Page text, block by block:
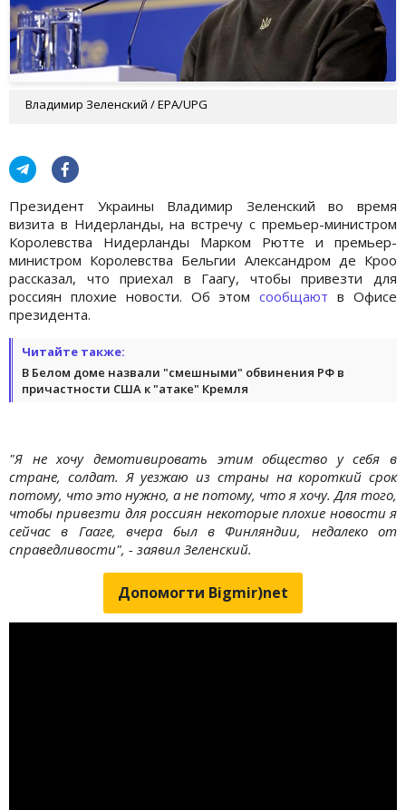
Владимир Зеленский / ЕРА/UPG
Президент Украины Владимир Зеленский во время
визита в Нидерланды, на встречу с премьер-министром
Королевства Нидерланды Марком Рютте и премьер-
министром Королевства Бельгии Александром де Кроо
рассказал, что приехал в Гаагу, чтобы привезти для
россиян плохие новости. Об этомсообщают в Офисе
президента.
Читайте также:
В Белом доме назвали "смешными" обвинения РФ в
причастности США к "атаке" Кремля
"Я не хочу демотивировать этим общество у себя в
стране, солдат. Я уезжаю из страны на короткий срок
потому, что это нужно, а не потому, что я хочу. Для того,
чтобы привезти для россиян некоторые плохие новости я
сейчас в Гааге, вчера был в Финляндии, недалеко от
справедливости", - заявил Зеленский.
Допомогти Bigmir)net